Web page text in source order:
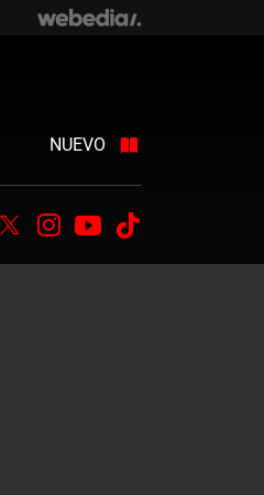
NUEVO
TwitterInstagram
Youtube